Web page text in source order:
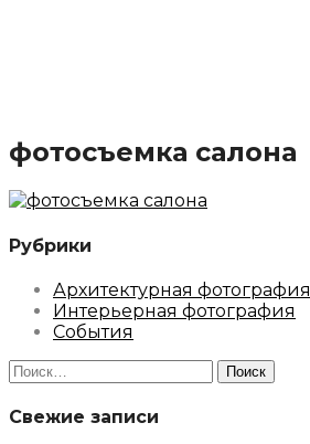
фотосъемка салона
Рубрики
Архитектурная фотография
Интерьерная фотография
События
Найти:
Свежие записи